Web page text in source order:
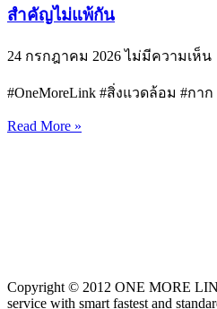
สำคัญไม่แพ้กัน
24 กรกฎาคม 2026ไม่มีความเห็น
#OneMoreLink #สิ่งแวดล้อม #กาก
Read More »
Copyright © 2012 ONE MORE
service with smart fastest and